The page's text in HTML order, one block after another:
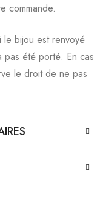
commande.
le bijou est renvoyé
pas été porté. En cas
le droit de ne pas